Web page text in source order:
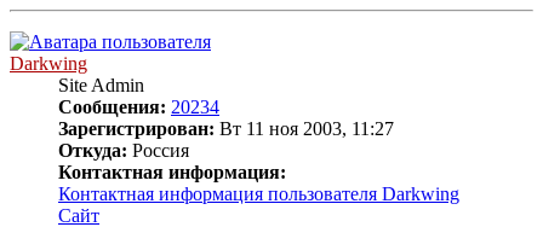
Darkwing
Site Admin
Сообщения: 20234
Зарегистрирован: Вт 11 ноя 2003, 11:27
Откуда: Россия
Контактная информация:
Контактная информация пользователя Darkwing
Сайт